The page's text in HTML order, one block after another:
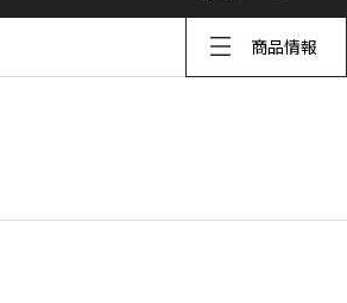
商品情報